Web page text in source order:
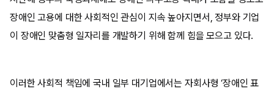
장애인 고용에 대한 사회적인 관심이 지속 높아지면서, 정부와 기업
이 장애인 맞춤형 일자리를 개발하기 위해 함께 힘을 모으고 있다.
이러한 사회적 책임에 국내 일부 대기업에서는 자회사형 ‘장애인 표